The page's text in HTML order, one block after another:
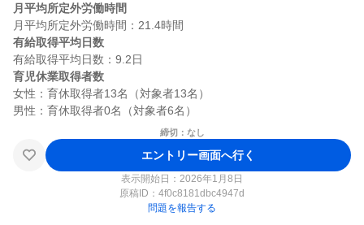
月平均所定外労働時間
有給取得平均日数
育児休業取得者数
女性：育休取得者13名（対象者13名）
締切：なし
エントリー画面へ行く
表示開始日：2026年1月8日
原稿ID： 4f0c8181dbc4947d
問題を報告する